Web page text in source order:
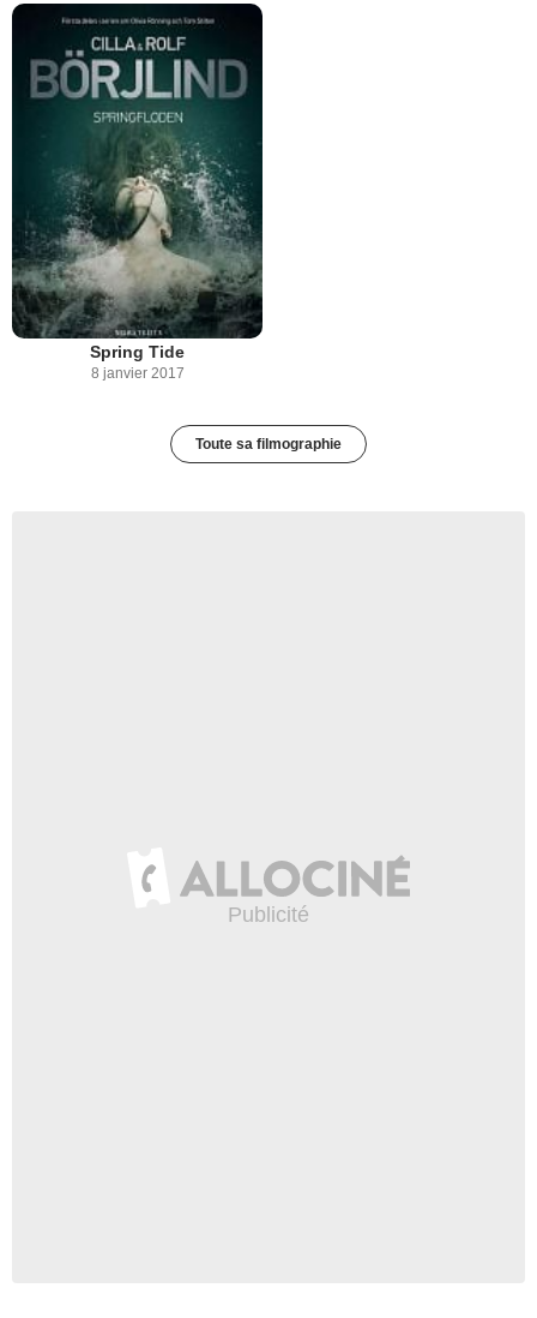
Spring Tide
8 janvier 2017
Toute sa filmographie